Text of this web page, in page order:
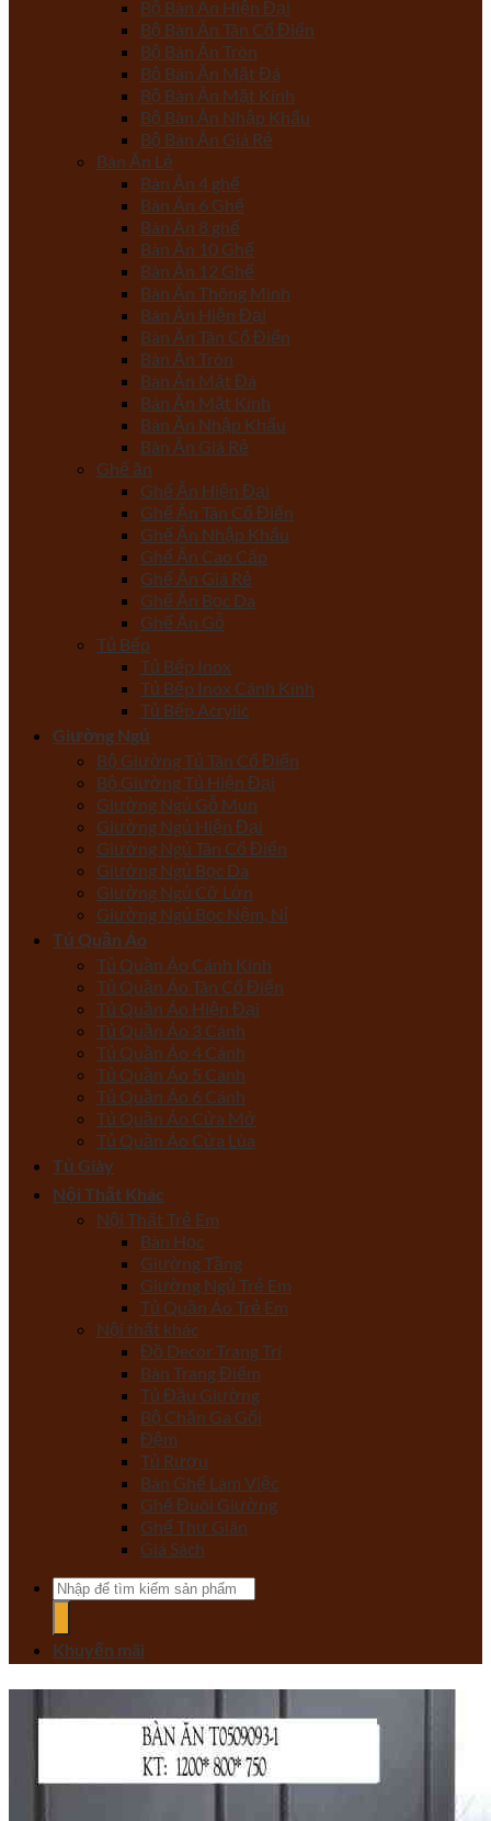
Bộ Bàn Ăn Hiện Đại
Bộ Bàn Ăn Tân Cổ Điển
Bộ Bàn Ăn Tròn
Bộ Bàn Ăn Mặt Đá
Bộ Bàn Ăn Mặt Kính
Bộ Bàn Ăn Nhập Khẩu
Bộ Bàn Ăn Giá Rẻ
Bàn Ăn Lẻ
Bàn Ăn 4 ghế
Bàn Ăn 6 Ghế
Bàn Ăn 8 ghế
Bàn Ăn 10 Ghế
Bàn Ăn 12 Ghế
Bàn Ăn Thông Minh
Bàn Ăn Hiện Đại
Bàn Ăn Tân Cổ Điển
Bàn Ăn Tròn
Bàn Ăn Mặt Đá
Bàn Ăn Mặt Kính
Bàn Ăn Nhập Khẩu
Bàn Ăn Giá Rẻ
Ghế ăn
Ghế Ăn Hiện Đại
Ghế Ăn Tân Cổ Điển
Ghế Ăn Nhập Khẩu
Ghế Ăn Cao Cấp
Ghế Ăn Giá Rẻ
Ghế Ăn Bọc Da
Ghế Ăn Gỗ
Tủ Bếp
Tủ Bếp Inox
Tủ Bếp Inox Cánh Kính
Tủ Bếp Acrylic
Giường Ngủ
Bộ Giường Tủ Tân Cổ Điển
Bộ Giường Tủ Hiện Đại
Giường Ngủ Gỗ Mun
Giường Ngủ Hiện Đại
Giường Ngủ Tân Cổ Điển
Giường Ngủ Bọc Da
Giường Ngủ Cỡ Lớn
Giường Ngủ Bọc Nệm, Nỉ
Tủ Quần Áo
Tủ Quần Áo Cánh Kính
Tủ Quần Áo Tân Cổ Điển
Tủ Quần Áo Hiện Đại
Tủ Quần Áo 3 Cánh
Tủ Quần Áo 4 Cánh
Tủ Quần Áo 5 Cánh
Tủ Quần Áo 6 Cánh
Tủ Quần Áo Cửa Mở
Tủ Quần Áo Cửa Lùa
Tủ Giày
Nội Thất Khác
Nội Thất Trẻ Em
Bàn Học
Giường Tầng
Giường Ngủ Trẻ Em
Tủ Quần Áo Trẻ Em
Nội thất khác
Đồ Decor Trang Trí
Bàn Trang Điểm
Tủ Đầu Giường
Bộ Chăn Ga Gối
Đệm
Tủ Rượu
Bàn Ghế Làm Việc
Ghế Đuôi Giường
Ghế Thư Giãn
Giá Sách
Tìm
kiếm:
Khuyến mãi